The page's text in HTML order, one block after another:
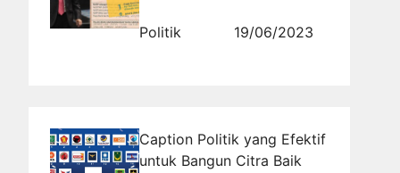
Kalangan Tertentu seperti
Politik 19/06/2023
Caption Politik yang Efektif
untuk Bangun Citra Baik